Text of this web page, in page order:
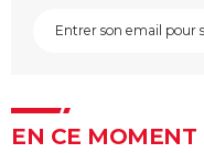
EN CE MOMENT